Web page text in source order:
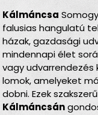
Kálmáncsa
falusias hangulatú
házak, gazdasági
mindennapi élet
vagy udvarrendezés
lomok, amelyeket
dobni. Ezek
Kálmáncsán